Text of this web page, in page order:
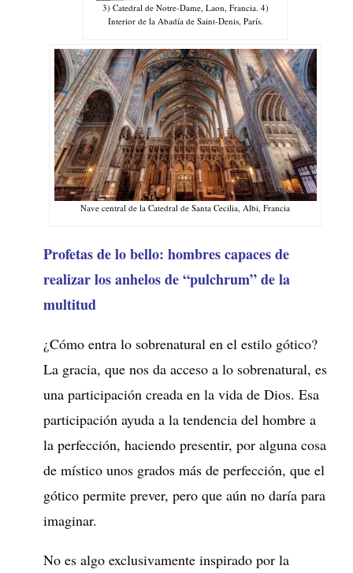
3) Catedral de Notre-Dame, Laon, Francia. 4)
Interior de la Abadía de Saint-Denis, París.
Nave central de la Catedral de Santa Cecilia, Albi, Francia
Profetas de lo bello: hombres capaces de
realizar los anhelos de “pulchrum” de la
multitud
¿Cómo entra lo sobrenatural en el estilo gótico?
La gracia, que nos da acceso a lo sobrenatural, es
una participación creada en la vida de Dios. Esa
participación ayuda a la tendencia del hombre a
la perfección, haciendo presentir, por alguna cosa
de místico unos grados más de perfección, que el
gótico permite prever, pero que aún no daría para
imaginar.
No es algo exclusivamente inspirado por la